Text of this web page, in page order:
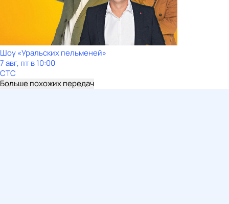
Шоy «Уральских пeльменей»
7 авг, пт в 10:00
СТС
Больше похожих передач